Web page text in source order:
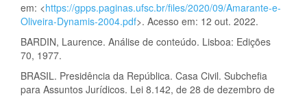
em: <https://gpps.paginas.ufsc.br/files/2020/09/Amarante-e-
Oliveira-Dynamis-2004.pdf>. Acesso em: 12 out. 2022.
BARDIN, Laurence. Análise de conteúdo. Lisboa: Edições
70, 1977.
BRASIL. Presidência da República. Casa Civil. Subchefia
para Assuntos Jurídicos. Lei 8.142, de 28 de dezembro de